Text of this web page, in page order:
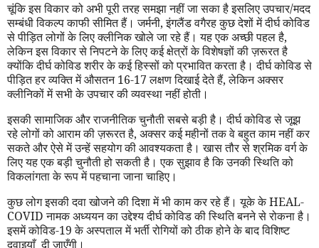
चूंकि इस विकार को अभी पूरी तरह समझा नहीं जा सका है इसलिए उपचार/मदद
सम्बंधी विकल्प काफी सीमित हैं। जर्मनी,इंगलैंड वगैरह कुछ देशों में दीर्घ कोविड
से पीड़ित लोगों के लिए क्लीनिक खोले जा रहे हैं। यह एक अच्छी पहल है,
लेकिन इस विकार से निपटने के लिए कई क्षेत्रों के विशेषज्ञों की ज़रूरत है
क्योंकि दीर्घ कोविड शरीर के कई हिस्सों को प्रभावित करता है। दीर्घ कोविड से
पीड़ित हर व्यक्ति में औसतन 16-17 लक्षण दिखाई देते हैं,लेकिन अक्सर
क्लीनिकों में सभी के उपचार की व्यवस्था नहीं होती।
इसकी सामाजिक और राजनीतिक चुनौती सबसे बड़ी है। दीर्घ कोविड से जूझ
रहे लोगों को आराम की ज़रूरत है, अक्सर कई महीनों तक वे बहुत काम नहीं कर
सकते और ऐसे में उन्हें सहयोग की आवश्यकता है। खास तौर से श्रमिक वर्ग के
लिए यह एक बड़ी चुनौती हो सकती है। एक सुझाव है कि उनकी स्थिति को
विकलांगता के रूप में पहचाना जाना चाहिए।
कुछ लोग इसकी दवा खोजने की दिशा में भी काम कर रहे हैं। यूके केHEAL-
COVIDनामक अध्ययन का उद्देश्य दीर्घ कोविड की स्थिति बनने से रोकना है।
इसमें कोविड-19 के अस्पताल में भर्ती रोगियों को ठीक होने के बाद विशिष्ट
दवाइयाँ दी जाएँगी।